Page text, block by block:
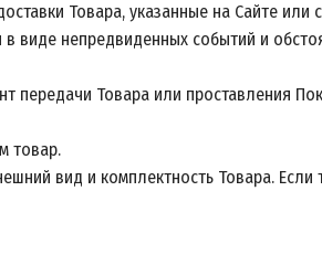
Товара, указанные на Сайте или
виде непредвиденных событий и
передачи Товара или проставления
товар.
вид и комплектность Товара. Если